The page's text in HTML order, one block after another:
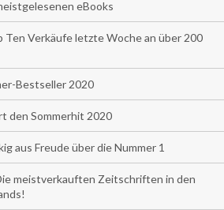
eBooks
Ten Verkäufe letzte Woche an über 200
Bestseller 2020
den Sommerhit 2020
aus Freude über die Nummer 1
meistverkauften Zeitschriften in den